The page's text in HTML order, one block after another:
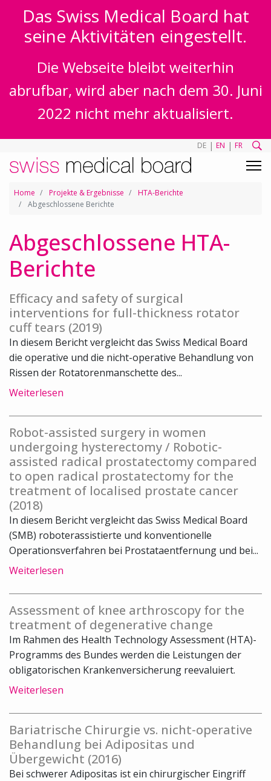
Das Swiss Medical Board hat
seine Aktivitäten eingestellt.
Die Webseite bleibt weiterhin
abrufbar, wird aber nach dem 30. Juni
2022 nicht mehr aktualisiert.
DE | EN | FR
Home Projekte & Ergebnisse
HTA-Berichte
Abgeschlossene Berichte
Abgeschlossene HTA-
Berichte
Efficacy and safety of surgical
interventions for full-thickness rotator
cuff tears (2019)
In diesem Bericht vergleicht das Swiss Medical Board
die operative und die nicht-operative Behandlung von
Rissen der Rotatorenmanschette des...
Weiterlesen
Robot-assisted surgery in women
undergoing hysterectomy / Robotic-
assisted radical prostatectomy compared
to open radical prostatectomy for the
treatment of localised prostate cancer
(2018)
In diesem Bericht vergleicht das Swiss Medical Board
(SMB) roboterassistierte und konventionelle
Operationsverfahren bei Prostataentfernung und bei...
Weiterlesen
Assessment of knee arthroscopy for the
treatment of degenerative change
Im Rahmen des Health Technology Assessment (HTA)-
Programms des Bundes werden die Leistungen der
obligatorischen Krankenversicherung reevaluiert.
Weiterlesen
Bariatrische Chirurgie vs. nicht-operative
Behandlung bei Adipositas und
Übergewicht (2016)
Bei schwerer Adipositas ist ein chirurgischer Eingriff